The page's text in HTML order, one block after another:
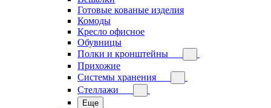
Готовые кованые изделия
Комоды
Кресло офисное
Обувницы
Полки и кронштейны
Прихожие
Системы хранения
Стеллажи
Еще